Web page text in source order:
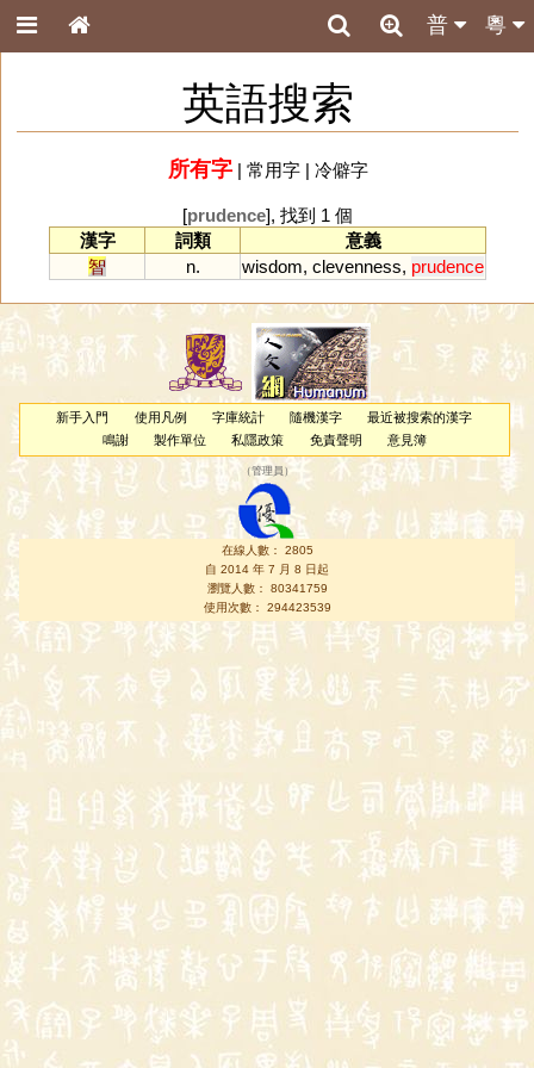
粵
普
英語搜索
所有字| 常用字| 冷僻字
[prudence], 找到 1 個
漢字
詞類
意義
智
n. wisdom, clevenness, prudence
新手入門 使用凡例 字庫統計 隨機漢字
最近被搜索的漢字
鳴謝
製作單位 私隱政策 免責聲明 意見簿
（管理員 ）
在線人數： 2805
自 2014 年 7 月 8 日起
瀏覽人數： 80341759
使用次數： 294423539